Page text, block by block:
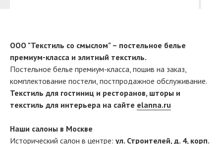
ООО "Текстиль со смыслом" – постельное белье
премиум-класса и элитный текстиль.
Постельное белье премиум-класса, пошив на заказ,
комплектование постели, постпродажное обслуживание.
Текстиль для гостиниц и ресторанов, шторы и
текстиль для интерьера на сайте elanna.ru
Наши салоны в Москве
Исторический салон в центре: ул. Строителей, д. 4, корп.